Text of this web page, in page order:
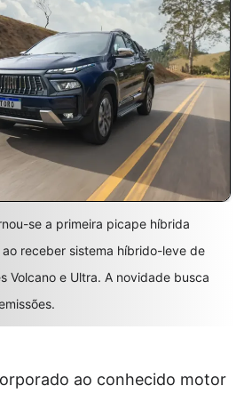
se a primeira picape híbrida
receber sistema híbrido-leve de
Volcano e Ultra. A novidade busca
ao conhecido motor